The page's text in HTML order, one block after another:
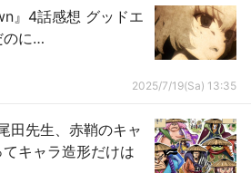
』4話感想 グッドエ
のに…
2025/7/19(Sa) 13:35
田先生、赤鞘のキャ
キャラ造形だけは